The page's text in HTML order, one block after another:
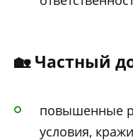
🏡 Частный
повышенные
условия,